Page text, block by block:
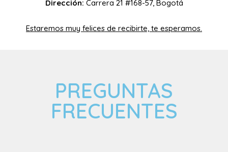
Dirección: Carrera 21 #168-57, Bogotá
Estaremos muy felices de recibirte, te esperamos.
PREGUNTAS
FRECUENTES